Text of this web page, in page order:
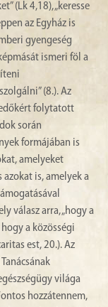
(Lk 4,18), „keresse
az Egyház is
gyengeség
ismeri föl a
(8.). Az
folytatott
során
formájában is
amelyeket
is, amelyek a
válasz arra, „hogy a
a közösségi
est, 20.). Az
világa
hozzátennem,